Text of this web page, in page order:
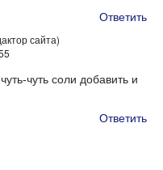
Ответить
сайта)
чуть соли добавить и
Ответить